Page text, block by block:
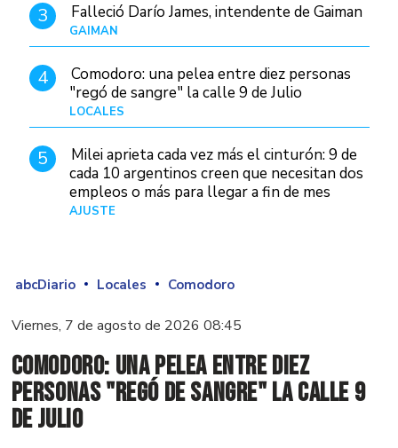
3 Falleció Darío James, intendente de Gaiman
GAIMAN
4
Comodoro: una pelea entre diez personas
"regó de sangre" la calle 9 de Julio
LOCALES
5
Milei aprieta cada vez más el cinturón: 9 de
cada 10 argentinos creen que necesitan dos
empleos o más para llegar a fin de mes
AJUSTE
abcDiario Locales Comodoro
Viernes, 7 de agosto de 2026 08:45
Comodoro: una pelea entre diez
personas "regó de sangre" la calle 9
de Julio